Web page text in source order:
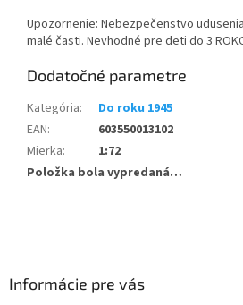
Upozornenie: Nebezpečenstvo
malé časti. Nevhodné pre deti do 3
Dodatočné parametre
Kategória:
Do roku 1945
EAN:
603550013102
Mierka:
1:72
Položka bola vypredaná…
Informácie pre vás